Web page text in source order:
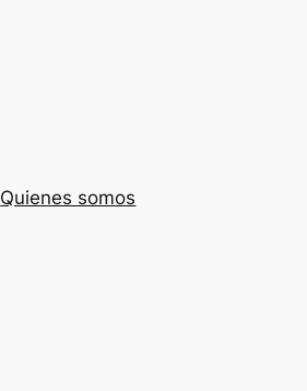
Quienes somos